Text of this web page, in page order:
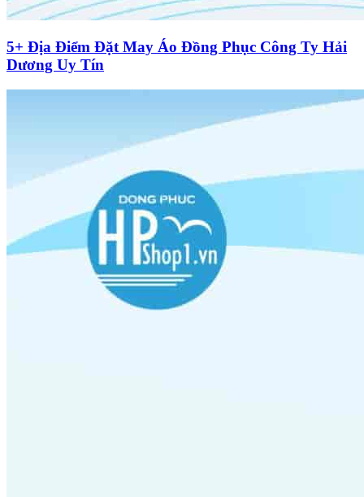
5+ Địa Điểm Đặt May Áo Đồng Phục Công Ty Hải
Dương Uy Tín